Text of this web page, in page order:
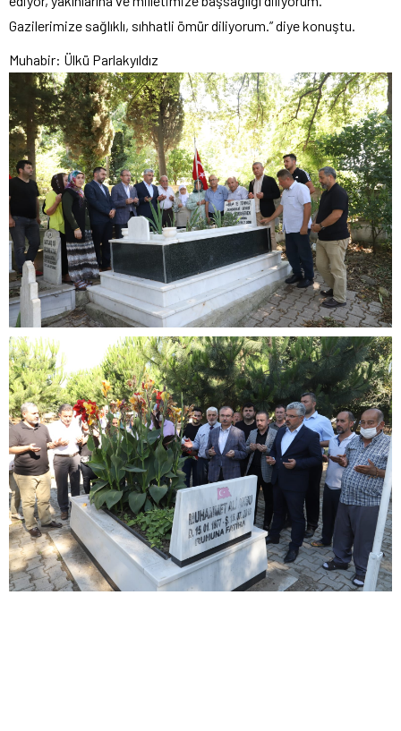
Gazilerimize sağlıklı, sıhhatli ömür diliyorum.” diye konuştu.
Muhabir: Ülkü Parlakyıldız